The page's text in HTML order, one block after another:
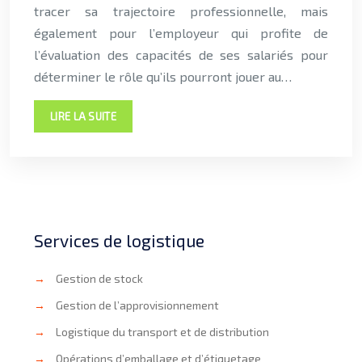
tracer sa trajectoire professionnelle, mais
également pour l’employeur qui profite de
l’évaluation des capacités de ses salariés pour
déterminer le rôle qu’ils pourront jouer au…
LIRE LA SUITE
Services de logistique
→
Gestion de stock
→
Gestion de l’approvisionnement
→
Logistique du transport et de distribution
→
Opérations d’emballage et d’étiquetage